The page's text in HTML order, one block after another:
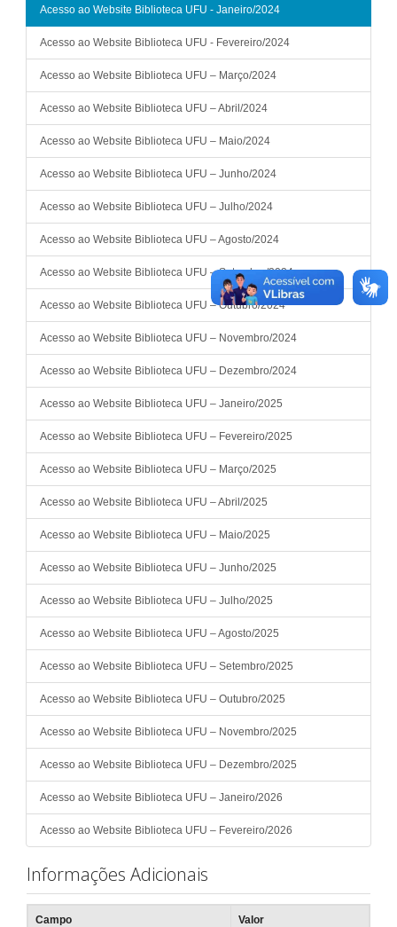
Acesso ao Website Biblioteca UFU - Janeiro/2024
Acesso ao Website Biblioteca UFU - Fevereiro/2024
Acesso ao Website Biblioteca UFU – Março/2024
Acesso ao Website Biblioteca UFU – Abril/2024
Acesso ao Website Biblioteca UFU – Maio/2024
Acesso ao Website Biblioteca UFU – Junho/2024
Acesso ao Website Biblioteca UFU – Julho/2024
Acesso ao Website Biblioteca UFU – Agosto/2024
Acesso ao Website Biblioteca UFU – Setembro/2024
Acesso ao Website Biblioteca UFU – Outubro/2024
Acesso ao Website Biblioteca UFU – Novembro/2024
Acesso ao Website Biblioteca UFU – Dezembro/2024
Acesso ao Website Biblioteca UFU – Janeiro/2025
Acesso ao Website Biblioteca UFU – Fevereiro/2025
Acesso ao Website Biblioteca UFU – Março/2025
Acesso ao Website Biblioteca UFU – Abril/2025
Acesso ao Website Biblioteca UFU – Maio/2025
Acesso ao Website Biblioteca UFU – Junho/2025
Acesso ao Website Biblioteca UFU – Julho/2025
Acesso ao Website Biblioteca UFU – Agosto/2025
Acesso ao Website Biblioteca UFU – Setembro/2025
Acesso ao Website Biblioteca UFU – Outubro/2025
Acesso ao Website Biblioteca UFU – Novembro/2025
Acesso ao Website Biblioteca UFU – Dezembro/2025
Acesso ao Website Biblioteca UFU – Janeiro/2026
Acesso ao Website Biblioteca UFU – Fevereiro/2026
Informações Adicionais
Campo Valor